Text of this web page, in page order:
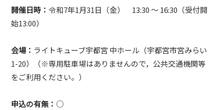
プ
ラ
ト
フ
ォ
ム
開催日時：令和7年1月31日（金） 13:30 ～ 16:30（受付開
始13:00）
会場： ライトキューブ宇都宮 中ホール（宇都宮市宮みらい
1-20）（※専用駐車場はありませんので，公共交通機関等
をご利用ください。）
申込の有無： ○